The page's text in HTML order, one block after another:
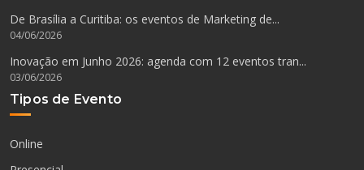
De Brasília a Curitiba: os eventos de Marketing de...
04/06/2026
Inovação em Junho 2026: agenda com 12 eventos tran...
03/06/2026
Tipos de Evento
Online